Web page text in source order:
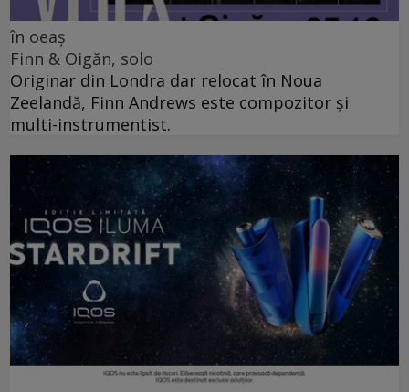
în oeaș
Finn & Oigăn, solo
Originar din Londra dar relocat în Noua
Zeelandă, Finn Andrews este compozitor și
multi-instrumentist.